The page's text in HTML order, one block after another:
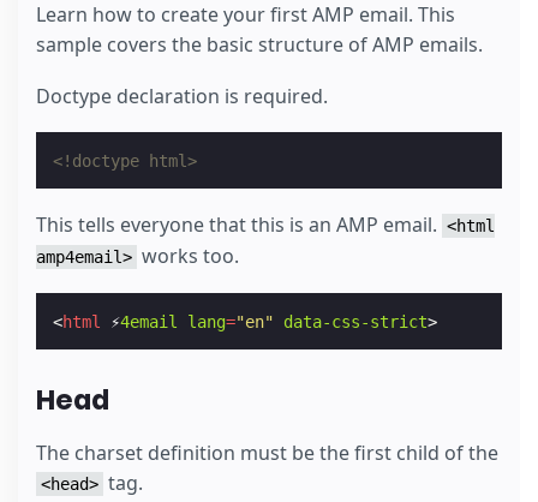
Learn how to create your first AMP email. This
sample covers the basic structure of AMP emails.
Doctype declaration is required.
<!doctype html>
This tells everyone that this is an AMP email. <html
amp4email> works too.
<html ⚡4email lang="en" data-css-strict>
Head
The charset definition must be the first child of the
<head> tag.